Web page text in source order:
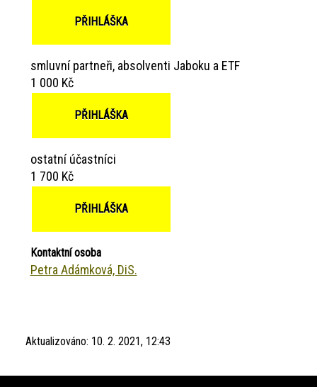
PŘIHLÁŠKA
smluvní partneři, absolventi Jaboku a ETF
1 000 Kč
PŘIHLÁŠKA
ostatní účastníci
1 700 Kč
PŘIHLÁŠKA
Kontaktní osoba
Petra Adámková, DiS.
Aktualizováno: 10. 2. 2021, 12:43